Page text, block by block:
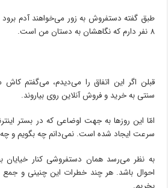
طبق گفته دستفروش به زور می‌خواهند آدم
۸ نفر دارم که نگاهشان به دستان من است.
قبلن اگر این اتفاق را می‌دیدم، می‌گفتم
سنتی به خرید و فروش آنلاین روی بیاروند.
امّا این روزها به جهت اوضاعی که در بستر
سرعت ایجاد شده است. نمی‌دانم چه بگویم و چه
به نظر می‌رسد همان دستفروشی کنار خیایان
احوال باشد. هر چند خطرات این چنینی و